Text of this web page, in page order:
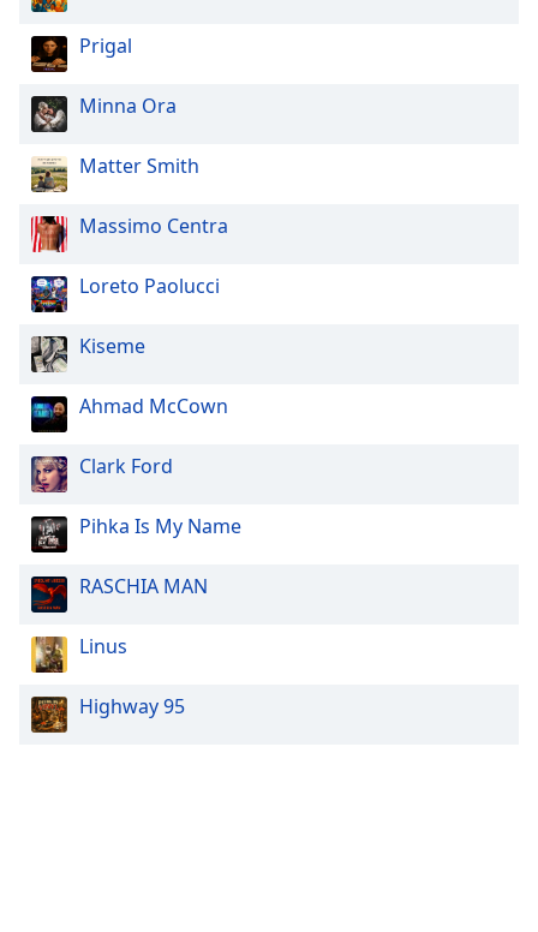
Prigal
Minna Ora
Matter Smith
Massimo Centra
Loreto Paolucci
Kiseme
Ahmad McCown
Clark Ford
Pihka Is My Name
RASCHIA MAN
Linus
Highway 95